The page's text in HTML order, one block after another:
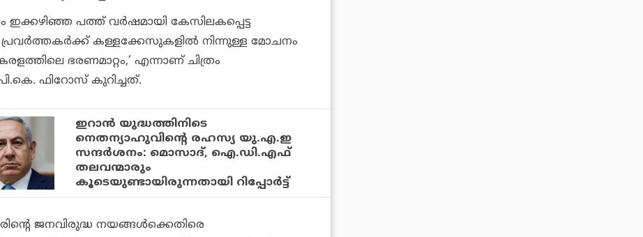
ഇക്കഴിഞ്ഞ പത്ത് വര്‍ഷമായി കേസിലകപ്പെട്ട
കള്ളക്കേസുകളില്‍ നിന്നുള്ള മോചനം
ഭരണമാറ്റം,’ എന്നാണ് ചിത്രം
ഫിറോസ് കുറിച്ചത്.
ഇറാന്‍ യുദ്ധത്തിനിടെ
നെതന്യാഹുവിന്റെ രഹസ്യ യു.എ.ഇ
സന്ദര്‍ശനം: മൊസാദ്, ഐ.ഡി.എഫ്
തലവന്മാരും
കൂടെയുണ്ടായിരുന്നതായി റിപ്പോര്‍ട്ട്
ജനവിരുദ്ധ നയങ്ങള്‍ക്കെതിരെ